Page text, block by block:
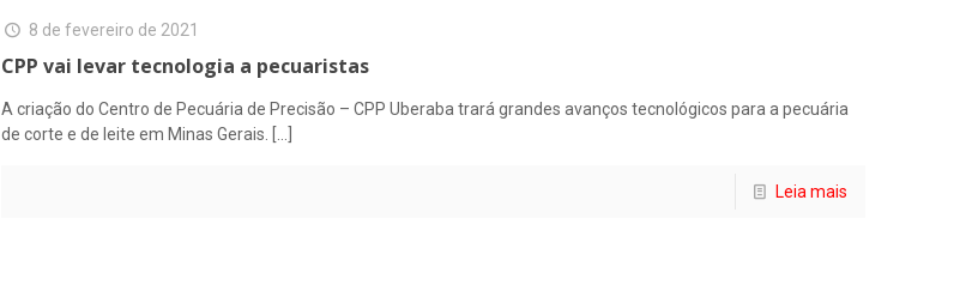
8 de fevereiro de 2021
CPP vai levar tecnologia a pecuaristas
A criação do Centro de Pecuária de Precisão – CPP Uberaba trará grandes avanços tecnológicos para a pecuária
de corte e de leite em Minas Gerais.
Leia mais